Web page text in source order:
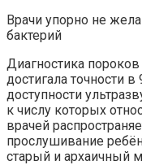
Врачи упорно не
бактерий
Диагностика
достигала точности
доступности
к числу которых
врачей
прослушивание
старый и архаичный